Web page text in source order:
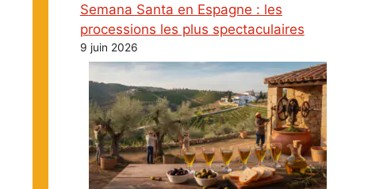
Semana Santa en Espagne : les
processions les plus spectaculaires
9 juin 2026